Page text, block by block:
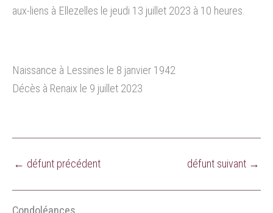
aux-liens à Ellezelles le jeudi 13 juillet 2023 à 10 heures.
Naissance à Lessines le 8 janvier 1942
Décès à Renaix le 9 juillet 2023
← défunt précédent défunt suivant →
Condoléances